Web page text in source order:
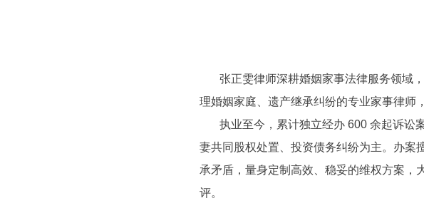
张正雯律师深耕婚姻家事法律服务领域，
理婚姻家庭、遗产继承纠纷的专业家事律师
执业至今，累计独立经办 600 余起诉讼
妻共同股权处置、投资债务纠纷为主。办案
承矛盾，量身定制高效、稳妥的维权方案，
评。